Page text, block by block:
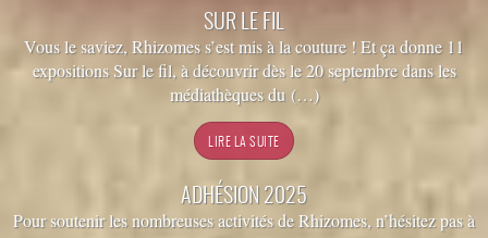
SUR LE FIL
Vous le saviez, Rhizomes s’est mis à la couture ! Et ça donne 11
expositions Sur le fil, à découvrir dès le 20 septembre dans les
médiathèques du (…)
ADHÉSION 2025
Pour soutenir les nombreuses activités de Rhizomes, n’hésitez pas à